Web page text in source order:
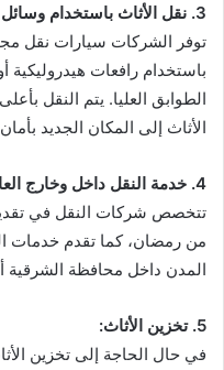
3. نقل الأثاث باستخدام وسائل حديثة:
توفر الشركات سيارات نقل
باستخدام رافعات هيدروليكية
الطوابق العليا. يتم النقل
الأثاث إلى المكان الجديد
4. خدمة النقل داخل وخارج العاشر من رمضان:
تتخصص شركات النقل في
من رمضان، كما تقدم خدمات
المدن داخل محافظة الشرقية
5. تخزين الأثاث:
في حال الحاجة إلى تخزين